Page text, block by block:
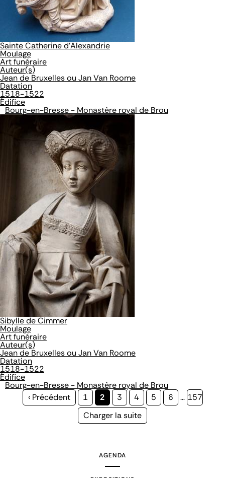
Sainte Catherine d'Alexandrie
Moulage
Art funéraire
Auteur(s)
Jean de Bruxelles ou Jan Van Roome
Datation
1518-1522
Édifice
Bourg-en-Bresse - Monastère royal de Brou
Sibylle de Cimmer
Moulage
Art funéraire
Auteur(s)
Jean de Bruxelles ou Jan Van Roome
Datation
1518-1522
Édifice
Bourg-en-Bresse - Monastère royal de Brou
Page
‹ Précédent Page
1
Page
courante
2 Page
3 Page
4 Page
5 Page
6 … Page
157
Page
Charger la suite
AGENDA